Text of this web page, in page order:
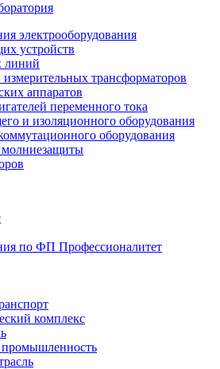
электрооборудования
устройств
линий
трансформаторов
аппаратов
переменного тока
и изоляционного оборудования
оборудования
молниезащиты
по ФП Профессионалитет
комплекс
промышленность